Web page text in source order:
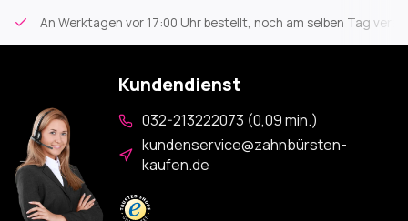
An Werktagen vor 17:00 Uhr bestellt, noch am selben Tag
Kundendienst
032-213222073 (0,09 min.)
kundenservice@zahnbürsten-
kaufen.de